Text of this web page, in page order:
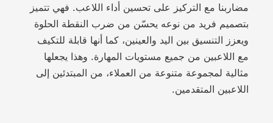
مضاربنا مع التركيز على تحسين أداء اللاعب. فهي تتميز
بتصميم فريد من نوعه يحسّن من ضرب النقطة الحلوة
ويعزز التنسيق بين اليد والعينين، كما أنها قابلة للتكيف
مع اللاعبين من جميع مستويات المهارة. وهذا يجعلها
مثالية لمجموعة متنوعة من العملاء، من المبتدئين إلى
اللاعبين المتقدمين.